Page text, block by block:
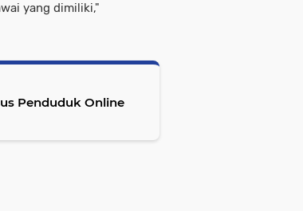
yang dimiliki,"
Penduduk Online